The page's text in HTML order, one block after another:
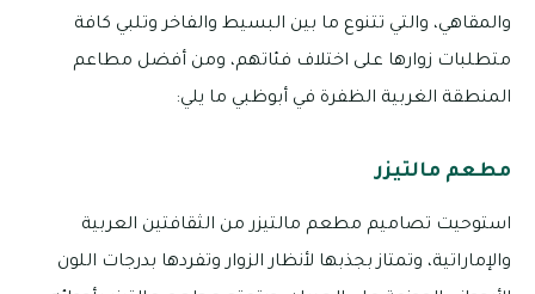
والمقاهي، والتي تتنوع ما بين البسيط والفاخر وتلبي كافة
متطلبات زوارها على اختلاف فئاتهم، ومن أفضل مطاعم
المنطقة الغربية الظفرة في أبوظبي ما يلي:
مطعم مالتيزر
استوحيت تصاميم مطعم مالتيزر من الثقافتين العربية
والإماراتية، وتمتاز بجذبها لأنظار الزوار وتفردها بدرجات اللون